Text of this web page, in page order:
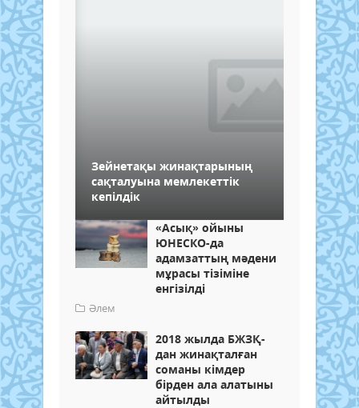
Зейнетақы жинақтарының
сақталуына мемлекеттік
кепілдік
«Асық» ойыны
ЮНЕСКО-да
адамзаттың мәдени
мұрасы тізіміне
енгізілді
Әлем
2018 жылда БЖЗҚ-
дан жинақталған
соманы кімдер
бірден ала алатыны
айтылды